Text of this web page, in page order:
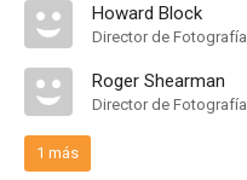
Howard Block
Director de Fotografía
Roger Shearman
Director de Fotografía
1 más